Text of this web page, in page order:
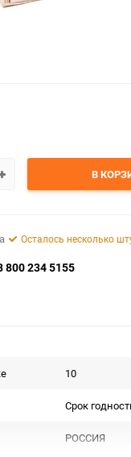
В
Осталось несколько
800 234 5155
10
Срок
РОССИЯ